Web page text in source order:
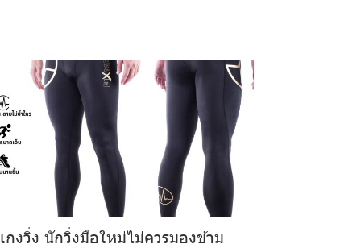
กงวิ่ง นักวิ่งมือใหม่ไม่ควรมองข้าม